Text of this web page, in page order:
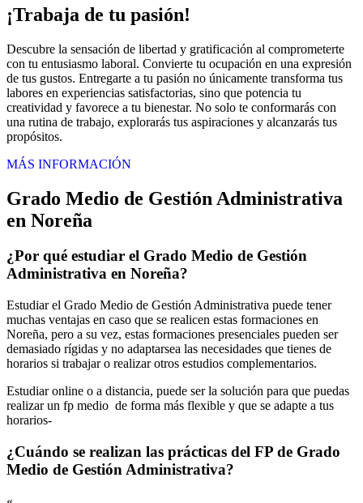
¡Trabaja de tu pasión!
Descubre la sensación de libertad y gratificación al comprometerte
con tu entusiasmo laboral. Convierte tu ocupación en una expresión
de tus gustos. Entregarte a tu pasión no únicamente transforma tus
labores en experiencias satisfactorias, sino que potencia tu
creatividad y favorece a tu bienestar. No solo te conformarás con
una rutina de trabajo, explorarás tus aspiraciones y alcanzarás tus
propósitos.
MÁS INFORMACIÓN
Grado Medio de Gestión Administrativa
en Noreña
¿Por qué estudiar el Grado Medio de Gestión
Administrativa en Noreña?
Estudiar el Grado Medio de Gestión Administrativa puede tener
muchas ventajas en caso que se realicen estas formaciones en
Noreña, pero a su vez, estas formaciones presenciales pueden ser
demasiado rígidas y no adaptarsea las necesidades que tienes de
horarios si trabajar o realizar otros estudios complementarios.
Estudiar online o a distancia, puede ser la solución para que puedas
realizar un fp medio de forma más flexible y que se adapte a tus
horarios-
¿Cuándo se realizan las prácticas del FP de Grado
Medio de Gestión Administrativa?